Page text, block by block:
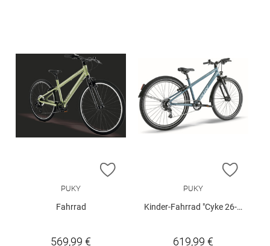
ZUR WUNSCHLISTE HINZUFÜGEN
PUKY
Fahrrad
569,99 €
ZUR
PUKY
Kinder-Fahrrad "Cyke 26-8 Active"
619,99 €